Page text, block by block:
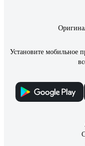
Установите мобильное